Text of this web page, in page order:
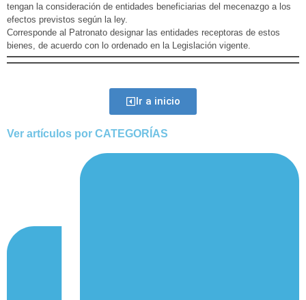
tengan la consideración de entidades beneficiarias del mecenazgo a los
efectos previstos según la ley.
Corresponde al Patronato designar las entidades receptoras de estos
bienes, de acuerdo con lo ordenado en la Legislación vigente.
Ir a inicio
Ver artículos por CATEGORÍAS